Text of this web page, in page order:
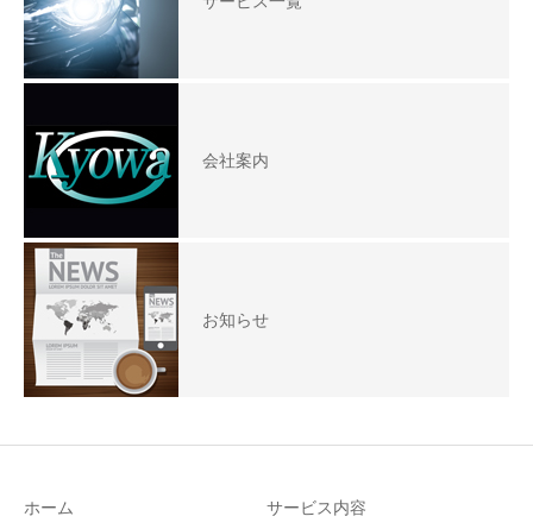
会社案内
お知らせ
ホーム サービス内容